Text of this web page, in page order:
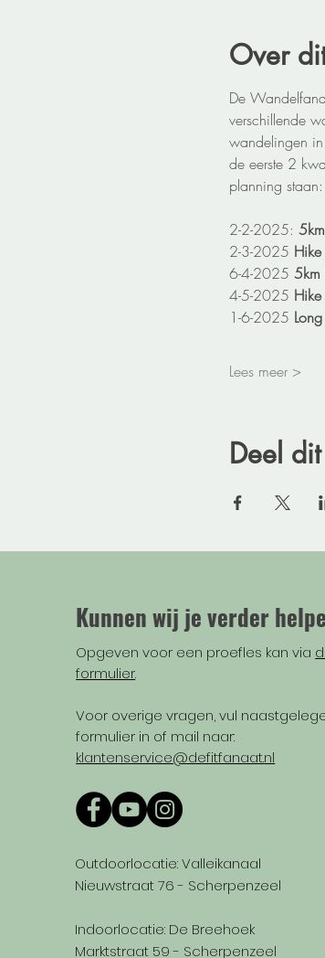
Over
De
verschillende
wandelingen
de eerste 2
planning staan:
2-2-2025:
2-3-2025
6-4-2025 5km
4-5-2025
1-6-2025 ​
Lees meer >
Deel
Kunnen wij je verder
Opgeven voor een proefles kan via
formulier.
Voor overige vragen, vul
formulier in of mail naar:
klantenservice@defitfanaat.nl
Outdoorlocatie: Valleikanaal
Nieuwstraat 76 - Scherpenzeel
Indoorlocatie: De Breehoek
Marktstraat 59 - Scherpenzeel